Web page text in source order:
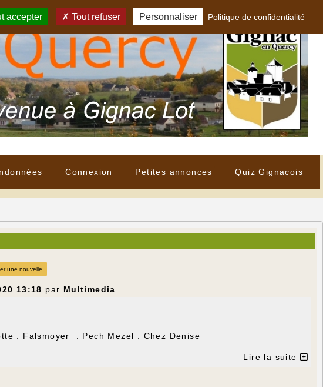
Connexion Petites annonces Quiz Gignacois
une nouvelle
13:18 par Multimedia
. Falsmoyer . Pech Mezel . Chez Denise
Lire la suite
accepter Tout refuser Personnaliser Politique de confidentialité